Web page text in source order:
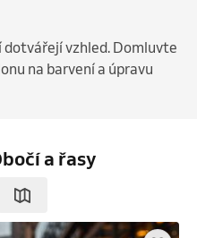
dotvářejí vzhled. Domluvte
na barvení a úpravu
a řasy